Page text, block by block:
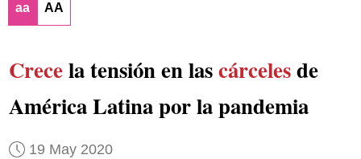
aa AA
Crecela tensión en lascárcelesde
América Latina por la pandemia
19 May 2020